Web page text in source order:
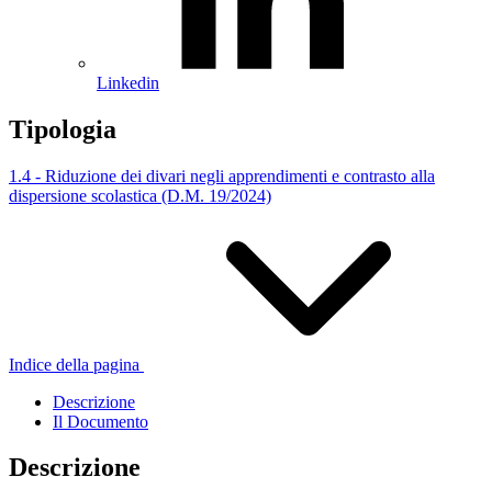
Linkedin
Tipologia
1.4 - Riduzione dei divari negli apprendimenti e contrasto alla
dispersione scolastica (D.M. 19/2024)
Indice della pagina
Descrizione
Il Documento
Descrizione